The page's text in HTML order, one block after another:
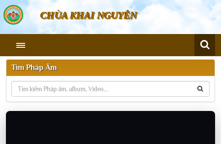
CHÙA KHAI NGUYÊN
Tìm Pháp Âm